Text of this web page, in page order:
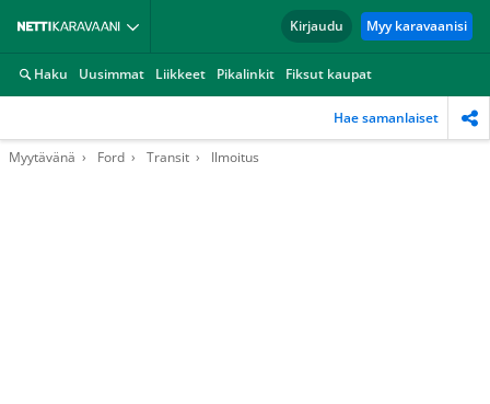
Kirjaudu Myy karavaanisi
Haku Uusimmat Liikkeet Pikalinkit Fiksut kaupat
Hae samanlaiset
Myytävänä Ford Transit Ilmoitus